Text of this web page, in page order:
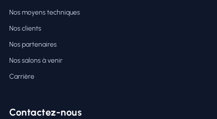
Nos moyens techniques
Nos clients
Nos partenaires
Nos salons à venir
Carrière
Contactez-nous